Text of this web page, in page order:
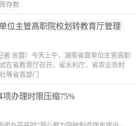
存数
位主管高职院校划转教育厅管理
者 余蓉）今天上午，湖南省直单位主管高职
在省教育厅召开，省水利厅、省农业农村
等省直部门
办理时限压缩75%